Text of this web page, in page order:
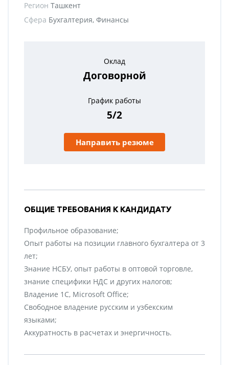
Регион Ташкент
Сфера Бухгалтерия, Финансы
Оклад
Договорной
График работы
5/2
Направить резюме
ОБЩИЕ ТРЕБОВАНИЯ К КАНДИДАТУ
Профильное образование;
Опыт работы на позиции главного бухгалтера от 3
лет;
Знание НСБУ, опыт работы в оптовой торговле,
знание специфики НДС и других налогов;
Владение 1С, Microsoft Office;
Свободное владение русским и узбекским
языками;
Аккуратность в расчетах и энергичность.